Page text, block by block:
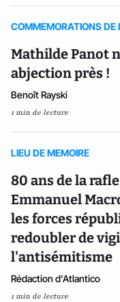
COMMEMORATIONS DE
Mathilde Panot
abjection près !
Benoît Rayski
1 min de lecture
LIEU DE MEMOIRE
80 ans de la
Emmanuel
les forces
redoubler de
l'antisémitisme
Rédaction d'Atlantico
1 min de lecture